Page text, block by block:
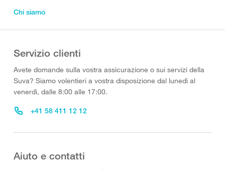
Chi siamo
Servizio clienti
Avete domande sulla vostra assicurazione o sui servizi della
Suva? Siamo volentieri a vostra disposizione dal lunedì al
venerdì, dalle 8:00 alle 17:00.
+41 58 411 12 12
Aiuto e contatti